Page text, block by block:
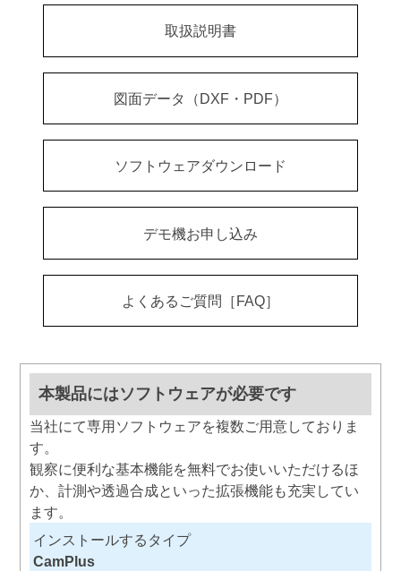
取扱説明書
図面データ（DXF・PDF）
ソフトウェアダウンロード
デモ機お申し込み
よくあるご質問［FAQ］
本製品にはソフトウェアが必要です
当社にて専用ソフトウェアを複数ご用意しておりま
す。
観察に便利な基本機能を無料でお使いいただけるほ
か、計測や透過合成といった拡張機能も充実してい
ます。
インストールするタイプ
CamPlus